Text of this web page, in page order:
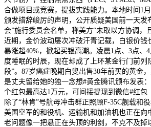
合做项目或竞赛，提拔实践能力。本地时间1
颁发措辞峻厉的声明，公开质疑美国前一天发
会”施行委员会名单，称美方“未取以方协调，
近期，金价波动屡次冲破汗青记载，白银价钱
暴涨超40%，掀起买银高潮。凌晨1点、3点
度睡眠的时辰，现在却成了上环某金行门前列
段”。87岁癌症晚期白叟出售30年前买的黄金，
是丈夫留给她的独一念想#黄金腾讯颁布发表
个红包最高达1万元，可间接提现到微信#红包
除了“林肯”号航母冲击群正照顾F-35C舰载和
美国空军的和役机、运输机和加油机也正在向
老问题像一把悬正在头顶的利剑，不克不及掉